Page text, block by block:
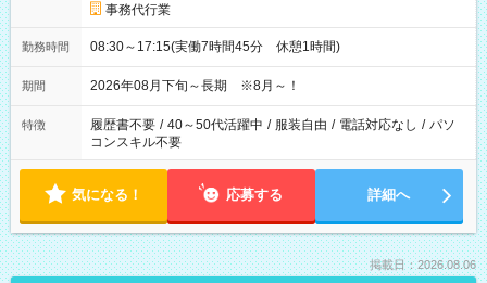
事務代行業
勤務時間 08:30～17:15(実働7時間45分 休憩1時間)
期間 2026年08月下旬～長期 ※8月～！
特徴 履歴書不要 / 40～50代活躍中 / 服装自由 / 電話対応なし / パソ
コンスキル不要
気になる！ 応募する 詳細へ
掲載日：2026.08.06